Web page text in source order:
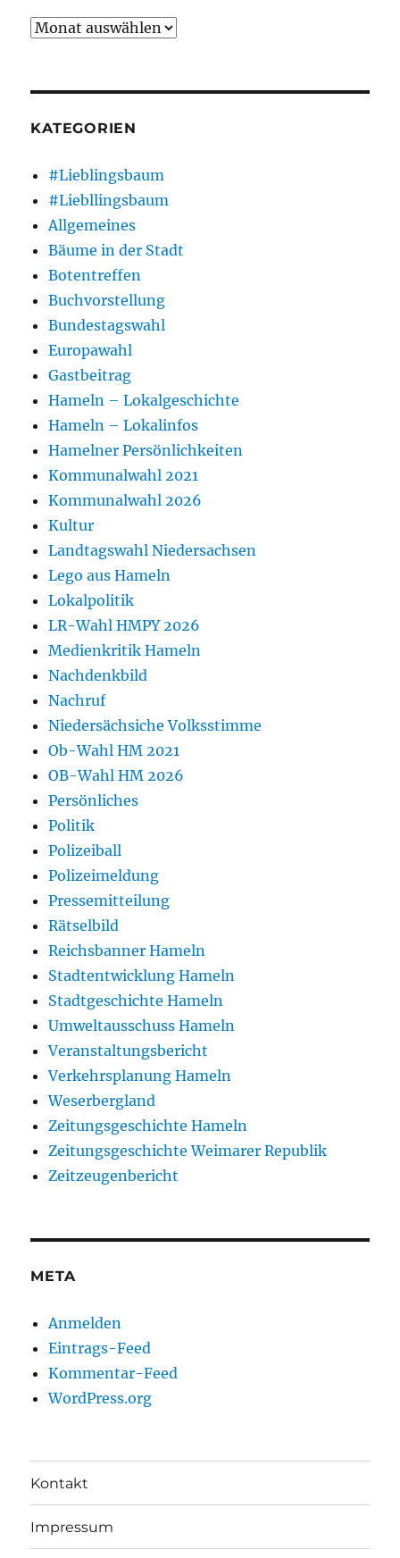
Archiv
KATEGORIEN
#Lieblingsbaum
#Liebllingsbaum
Allgemeines
Bäume in der Stadt
Botentreffen
Buchvorstellung
Bundestagswahl
Europawahl
Gastbeitrag
Hameln – Lokalgeschichte
Hameln – Lokalinfos
Hamelner Persönlichkeiten
Kommunalwahl 2021
Kommunalwahl 2026
Kultur
Landtagswahl Niedersachsen
Lego aus Hameln
Lokalpolitik
LR-Wahl HMPY 2026
Medienkritik Hameln
Nachdenkbild
Nachruf
Niedersächsiche Volksstimme
Ob-Wahl HM 2021
OB-Wahl HM 2026
Persönliches
Politik
Polizeiball
Polizeimeldung
Pressemitteilung
Rätselbild
Reichsbanner Hameln
Stadtentwicklung Hameln
Stadtgeschichte Hameln
Umweltausschuss Hameln
Veranstaltungsbericht
Verkehrsplanung Hameln
Weserbergland
Zeitungsgeschichte Hameln
Zeitungsgeschichte Weimarer Republik
Zeitzeugenbericht
META
Anmelden
Eintrags-Feed
Kommentar-Feed
WordPress.org
Kontakt
Impressum